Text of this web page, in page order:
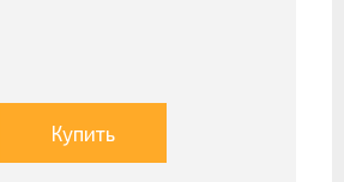
Купить